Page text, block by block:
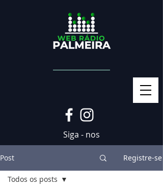
Siga - nos
Post Registre-se
Todos os posts